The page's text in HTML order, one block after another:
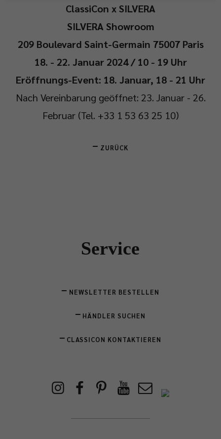
ClassiCon x SILVERA
SILVERA Showroom
209 Boulevard Saint-Germain 75007 Paris
18. - 22. Januar 2024 / 10 - 19 Uhr
Eröffnungs-Event: 18. Januar, 18 - 21 Uhr
Nach Vereinbarung geöffnet: 23. Januar - 26.
Februar (Tel. +33 1 53 63 25 10)
ZURÜCK
Service
NEWSLETTER BESTELLEN
HÄNDLER SUCHEN
CLASSICON KONTAKTIEREN